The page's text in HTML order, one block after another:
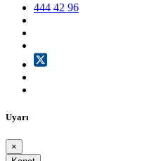
444 42 96
Uyarı
×